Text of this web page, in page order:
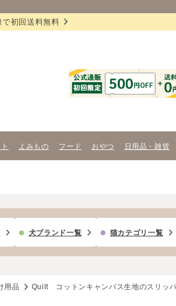
で初回送料無料
よみもの フード おやつ 日用品・雑貨
犬ブランド一覧 猫カテゴリ一覧
用品 Quilt コットンキャンバス生地のスリッパ